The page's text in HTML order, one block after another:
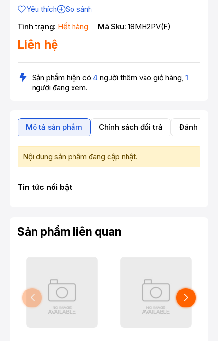
Yêu thích
So sánh
Tình trạng: Hết hàng Mã Sku: 18MH2PV(F)
Liên hệ
Sản phẩm hiện có 4 người thêm vào giỏ hàng, 1
người đang xem.
Mô tả sản phẩm Chính sách đổi trả Đánh giá
Nội dung sản phẩm đang cập nhật.
Tin tức nổi bật
Sản phẩm liên quan